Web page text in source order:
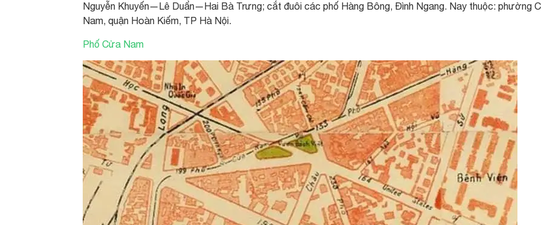
Nguyễn Khuyến—Lê Duẩn—Hai Bà Trưng; cắt đuôi các phố Hàng Bông, Đình Ngang. Nay thuộc: phường
Nam, quận Hoàn Kiếm, TP Hà Nội.
Phố Cửa Nam